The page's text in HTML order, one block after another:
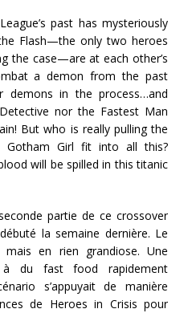
past has mysteriously
Flash—the only two heroes
the case—are at each other’s
a demon from the past
demons in the process…and
nor the Fastest Man
But who is really pulling the
Gotham Girl fit into all this?
will be spilled in this titanic
partie de ce crossover
la semaine dernière. Le
en rien grandiose. Une
à du fast food rapidement
s’appuyait de manière
de Heroes in Crisis pour